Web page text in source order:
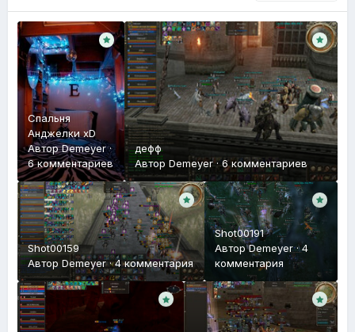
Спальня
Анджелки xD
АвторDemeyer·
6 комментариев
дефф
Автор Demeyer·6 комментариев
Shot00159
Автор Demeyer·4 комментария
Shot00191
АвторDemeyer·4
комментария